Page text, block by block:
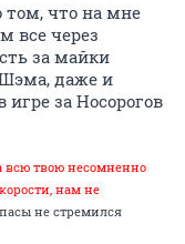
том, что на мне
все через
за майки
даже и
за Носорогов
всю твою несомненно
нам не
не стремился